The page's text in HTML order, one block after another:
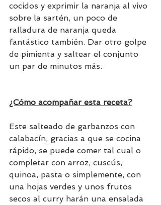
cocidos y exprimir la naranja al vivo
sobre la sartén, un poco de
ralladura de naranja queda
fantástico también. Dar otro golpe
de pimienta y saltear el conjunto
un par de minutos más.
¿Cómo acompañar esta receta?
Este salteado de garbanzos con
calabacín, gracias a que se cocina
rápido, se puede comer tal cual o
completar con arroz, cuscús,
quinoa, pasta o simplemente, con
una hojas verdes y unos frutos
secos al curry harán una ensalada